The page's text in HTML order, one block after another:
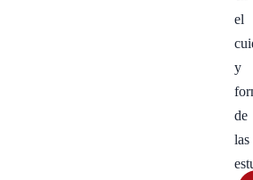
el
y
de
las